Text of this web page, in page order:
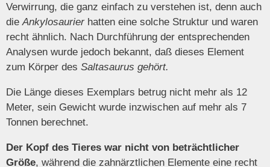
Verwirrung, die ganz einfach zu verstehen ist, denn auch
dieAnkylosaurier hatten eine solche Struktur und waren
recht ähnlich. Nach Durchführung der entsprechenden
Analysen wurde jedoch bekannt, daß dieses Element
zum Körper des Saltasaurus gehört.
Die Länge dieses Exemplars betrug nicht mehr als 12
Meter, sein Gewicht wurde inzwischen auf mehr als 7
Tonnen berechnet.
Der Kopf des Tieres war nicht von beträchtlicher
Größe, während die zahnärztlichen Elemente eine recht